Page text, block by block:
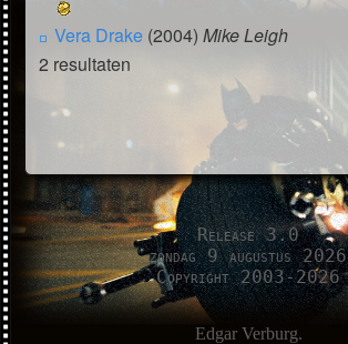
Vera Drake (2004) Mike Leigh
2 resultaten
Release 3.0
zondag 9 augustus 2026
Copyright 2003-2026
Edgar Verburg.